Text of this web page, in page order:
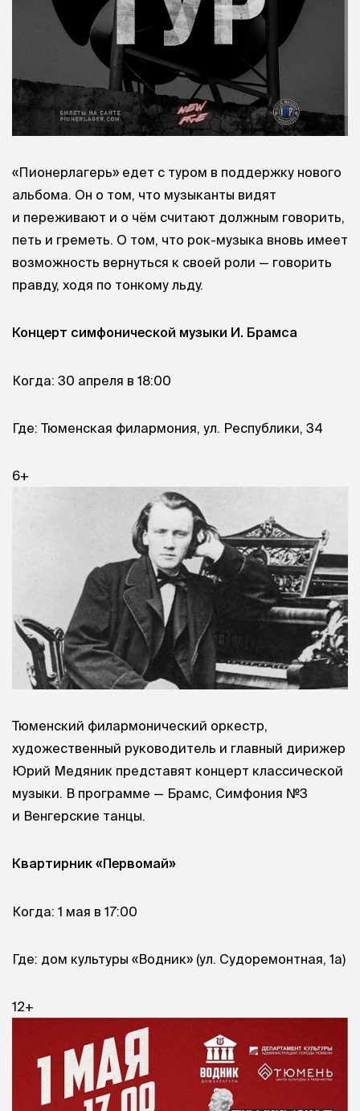
«Пионерлагерь» едет с туром в поддержку нового
альбома. Он о том, что музыканты видят
и переживают и о чём считают должным говорить,
петь и греметь. О том, что рок-музыка вновь имеет
возможность вернуться к своей роли — говорить
правду, ходя по тонкому льду.
Концерт симфонической музыки И. Брамса
Когда: 30 апреля в 18:00
Где: Тюменская филармония, ул. Республики, 34
6+
Тюменский филармонический оркестр,
художественный руководитель и главный дирижер
Юрий Медяник представят концерт классической
музыки. В программе — Брамс, Симфония №3
и Венгерские танцы.
Квартирник «Первомай»
Когда: 1 мая в 17:00
Где: дом культуры «Водник» (ул. Судоремонтная, 1а)
12+